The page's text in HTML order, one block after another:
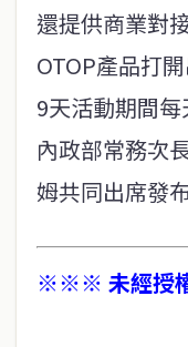
還提供商業對
OTOP產品打
9天活動期間
內政部常務次
姆共同出席發
※※※ 未經授